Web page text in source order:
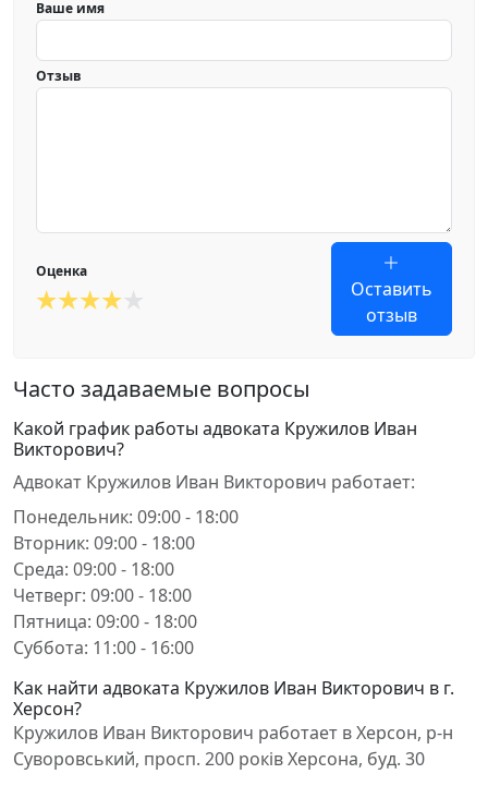
Ваше имя
Отзыв
Оценка
Оставить
отзыв
Часто задаваемые вопросы
Какой график работы адвоката Кружилов Иван
Викторович?
Адвокат Кружилов Иван Викторович работает:
Понедельник: 09:00 - 18:00
Вторник: 09:00 - 18:00
Среда: 09:00 - 18:00
Четверг: 09:00 - 18:00
Пятница: 09:00 - 18:00
Суббота: 11:00 - 16:00
Как найти адвоката Кружилов Иван Викторович в г.
Херсон?
Кружилов Иван Викторович работает в Херсон, р-н
Суворовський, просп. 200 років Херсона, буд. 30